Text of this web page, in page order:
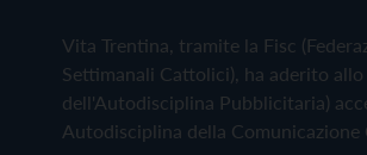
Vita Trentina, tramite la Fisc
Settimanali Cattolici), ha aderito
dell'Autodisciplina Pubblicitaria)
Autodisciplina della Comunicazione